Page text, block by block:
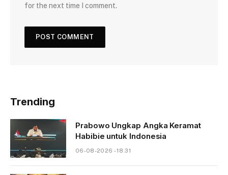
for the next time I comment.
Trending
Prabowo Ungkap Angka Keramat
Habibie untuk Indonesia
06-08-2026 - 18.31